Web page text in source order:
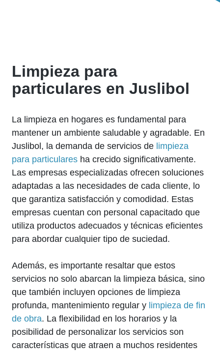
Limpieza para
particulares en Juslibol
La limpieza en hogares es fundamental para
mantener un ambiente saludable y agradable. En
Juslibol, la demanda de servicios de limpieza
para particulares ha crecido significativamente.
Las empresas especializadas ofrecen soluciones
adaptadas a las necesidades de cada cliente, lo
que garantiza satisfacción y comodidad. Estas
empresas cuentan con personal capacitado que
utiliza productos adecuados y técnicas eficientes
para abordar cualquier tipo de suciedad.
Además, es importante resaltar que estos
servicios no solo abarcan la limpieza básica, sino
que también incluyen opciones de limpieza
profunda, mantenimiento regular y limpieza de fin
de obra. La flexibilidad en los horarios y la
posibilidad de personalizar los servicios son
características que atraen a muchos residentes